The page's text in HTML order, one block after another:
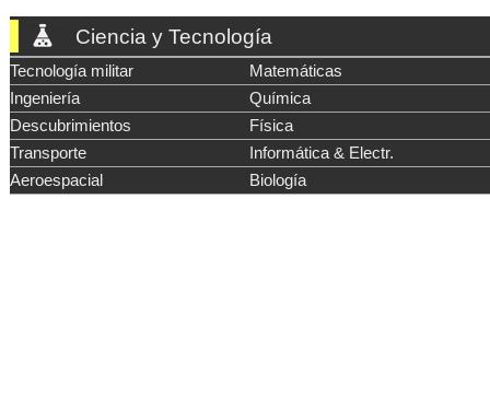
Ciencia y Tecnología
Tecnología militar
Matemáticas
Ingeniería
Química
Descubrimientos
Física
Transporte
Informática & Electr.
Aeroespacial
Biología